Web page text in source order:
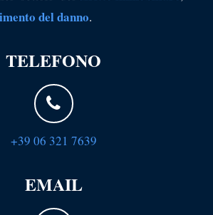
del danno.
TELEFONO
+39 06 321 7639
EMAIL